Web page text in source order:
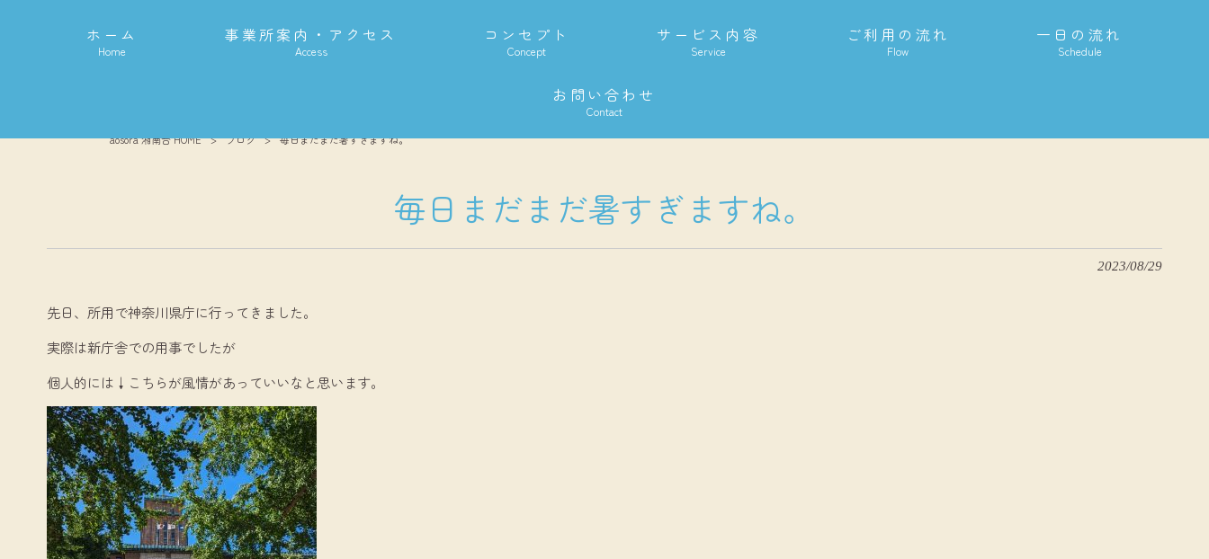
0466-21-9254
ホーム
Home
事業所案内・アクセス
Access
コンセプト
Concept
サービス内容
Service
ご利用の流れ
Flow
一日の流れ
Schedule
お問い合わせ
Contact
aosora 湘南台 HOME > ブログ > 毎日まだまだ暑すぎますね。
毎日まだまだ暑すぎますね。
2023/08/29
先日、所用で神奈川県庁に行ってきました。
実際は新庁舎での用事でしたが
個人的には↓こちらが風情があっていいなと思います。